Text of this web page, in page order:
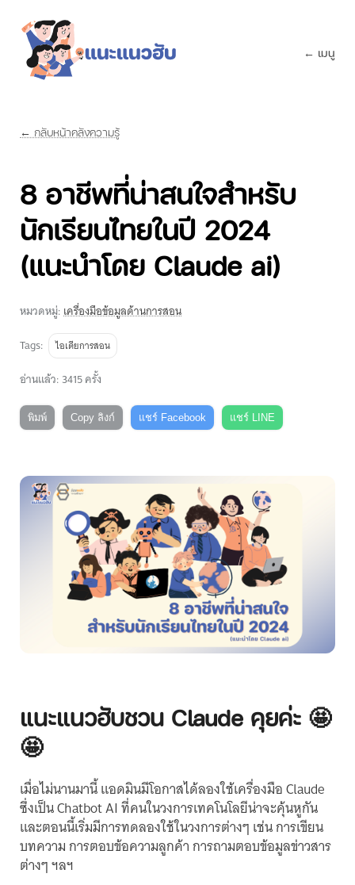
← เมนู
← กลับหน้าคลังความรู้
8 อาชีพที่น่าสนใจสำหรับ
นักเรียนไทยในปี 2024
(แนะนำโดย Claude ai)
หมวดหมู่:เครื่องมือข้อมูลด้านการสอน
Tags:
ไอเดียการสอน
อ่านแล้ว: 3415 ครั้ง
พิมพ์ Copy ลิงก์ แชร์ Facebook แชร์ LINE
แนะแนวฮับชวน Claude คุยค่ะ 🤩
🤩
เมื่อไม่นานมานี้ แอดมินมีโอกาสได้ลองใช้เครื่องมือ Claude
ซึ่งเป็น Chatbot AI ที่คนในวงการเทคโนโลยีน่าจะคุ้นหูกัน
และตอนนี้เริ่มมีการทดลองใช้ในวงการต่างๆ เช่น การเขียน
บทความ การตอบข้อความลูกค้า การถามตอบข้อมูลข่าวสาร
ต่างๆ ฯลฯ